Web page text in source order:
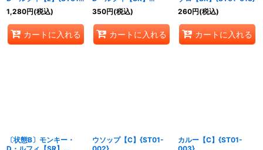
001}
1,280円(税込)
カートに入れる
{ST01-012}
350円(税込)
カートに入れる
260円(税込)
カートに入れる
〔状態B〕モンキー・
ウソップ【C】{ST01-
カルー【C】{ST01-